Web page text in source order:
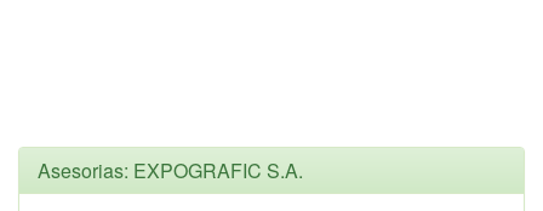
Asesorias: EXPOGRAFIC S.A.